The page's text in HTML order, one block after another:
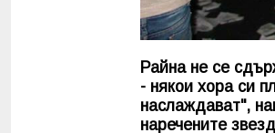
Райна не се
- някои хора си
наслаждават",
наречените